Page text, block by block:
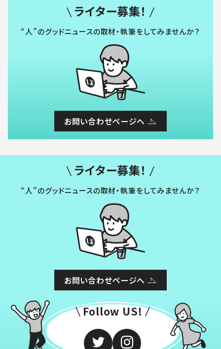
ライター募集！
“人”のグッドニュースの取材・執筆をしてみませんか？
お問い合わせページへ
ライター募集！
“人”のグッドニュースの取材・執筆をしてみませんか？
お問い合わせページへ
Follow US!